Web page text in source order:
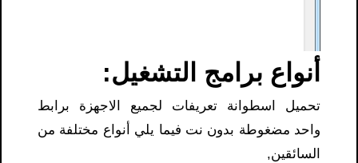
أنواع برامج التشغيل:
تحميل اسطوانة تعريفات لجميع الاجهزة برابط
واحد مضغوطة بدون نت فيما يلي أنواع مختلفة من
السائقين,